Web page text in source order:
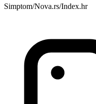
Simptom/Nova.rs/Index.hr